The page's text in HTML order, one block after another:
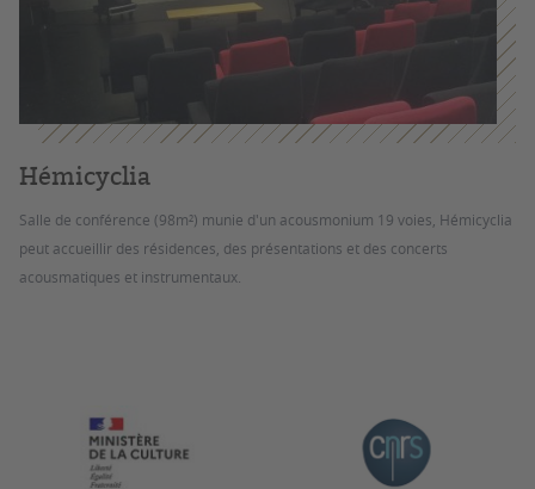
Hémicyclia
Salle de conférence (98m²) munie d'un acousmonium 19 voies, Hémicyclia
peut accueillir des résidences, des présentations et des concerts
acousmatiques et instrumentaux.